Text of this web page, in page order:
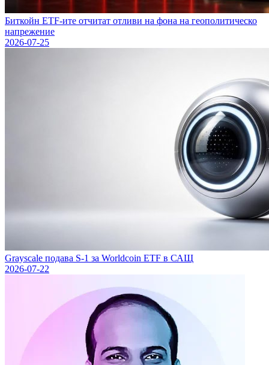
Биткойн ETF-ите отчитат отливи на фона на геополитическо
напрежение
2026-07-25
Grayscale подава S-1 за Worldcoin ETF в САЩ
2026-07-22